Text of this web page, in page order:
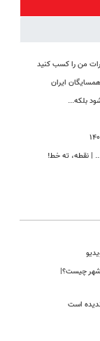
من را کسب کنید
ایران
بلکه...
| نقطه، ته خط!
شهر چیست؟|
است